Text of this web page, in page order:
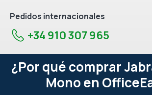
Pedidos internacionales
+34 910 307 965
¿Por qué comprar
Mono en